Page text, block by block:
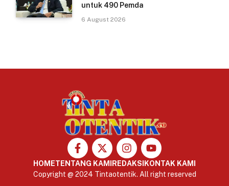
untuk 490 Pemda
6 August 2026
HOMETENTANG KAMI REDAKSI KONTAK KAMI
Copyright @ 2024 Tintaotentik. All right reserved